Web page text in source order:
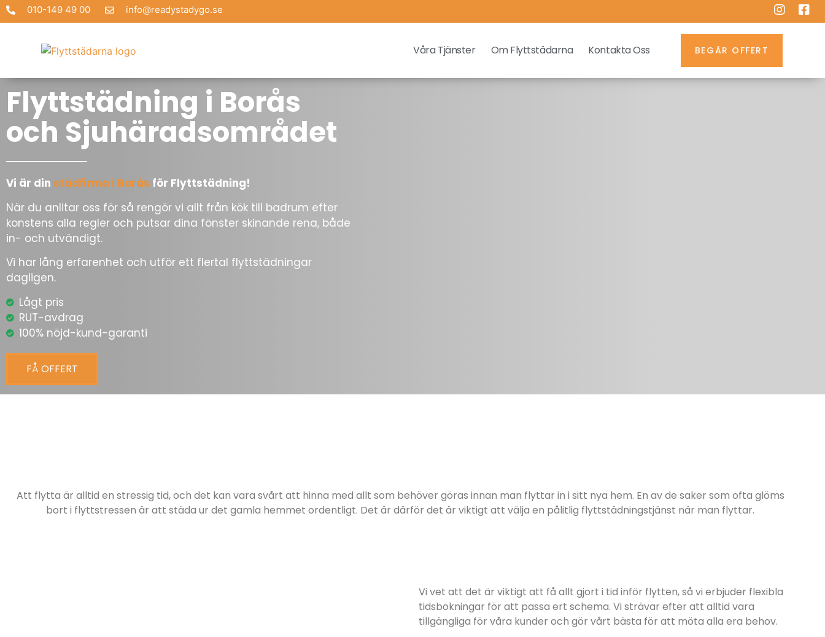
010-149 49 00 info@readystadygo.se
Våra Tjänster Om Flyttstädarna Kontakta Oss BEGÄR OFFERT
Flyttstädning i Borås
och Sjuhäradsområdet
Vi är din städfirma i Borås för Flyttstädning!
När du anlitar oss för så rengör vi allt från kök till badrum efter
konstens alla regler och putsar dina fönster skinande rena, både
in- och utvändigt.
Vi har lång erfarenhet och utför ett flertal flyttstädningar
dagligen.
Lågt pris
RUT-avdrag
100% nöjd-kund-garanti
FÅ OFFERT
Att flytta är alltid en stressig tid, och det kan vara svårt att hinna med allt som behöver göras innan man flyttar in i sitt nya hem. En av de saker som ofta glöms
bort i flyttstressen är att städa ur det gamla hemmet ordentligt. Det är därför det är viktigt att välja en pålitlig flyttstädningstjänst när man flyttar.
Vi vet att det är viktigt att få allt gjort i tid inför flytten, så vi erbjuder flexibla
tidsbokningar för att passa ert schema. Vi strävar efter att alltid vara
tillgängliga för våra kunder och gör vårt bästa för att möta alla era behov.